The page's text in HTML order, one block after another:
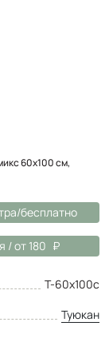
60х100 см,
бесплатно
/ от 180
Т-60х100с
Туюкан